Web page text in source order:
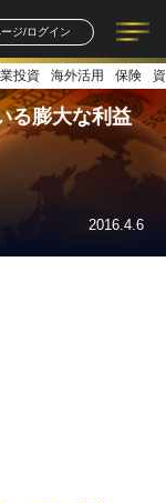
ジ/ログイン
記事一覧 連載一覧
著者一覧 書籍一覧
投資 海外活用 保険
る膨大な利益
2016.4.6